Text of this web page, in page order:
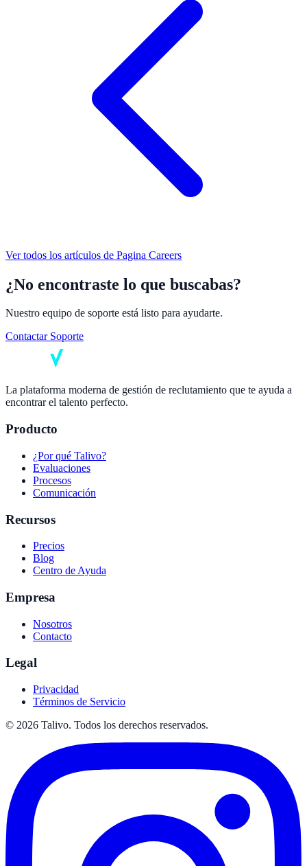
Ver todos los artículos de Pagina Careers
¿No encontraste lo que buscabas?
Nuestro equipo de soporte está listo para ayudarte.
Contactar Soporte
La plataforma moderna de gestión de reclutamiento que te ayuda a
encontrar el talento perfecto.
Producto
¿Por qué Talivo?
Evaluaciones
Procesos
Comunicación
Recursos
Precios
Blog
Centro de Ayuda
Empresa
Nosotros
Contacto
Legal
Privacidad
Términos de Servicio
© 2026 Talivo. Todos los derechos reservados.